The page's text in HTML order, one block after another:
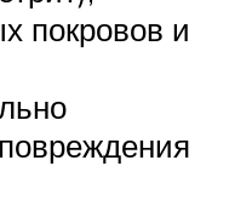
покровов и